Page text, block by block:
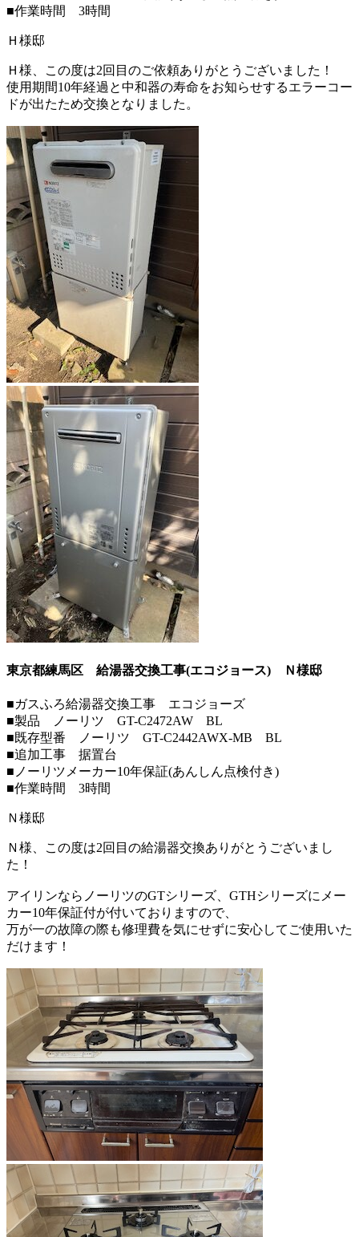
■作業時間 3時間
Ｈ様邸
Ｈ様、この度は2回目のご依頼ありがとうございました！
使用期間10年経過と中和器の寿命をお知らせするエラーコー
ドが出たため交換となりました。
東京都練馬区 給湯器交換工事(エコジョース) Ｎ様邸
■ガスふろ給湯器交換工事 エコジョーズ
■製品 ノーリツ GT-C2472AW BL
■既存型番 ノーリツ GT-C2442AWX-MB BL
■追加工事 据置台
■ノーリツメーカー10年保証(あんしん点検付き)
■作業時間 3時間
Ｎ様邸
Ｎ様、この度は2回目の給湯器交換ありがとうございまし
た！
アイリンならノーリツのGTシリーズ、GTHシリーズにメー
カー10年保証付が付いておりますので、
万が一の故障の際も修理費を気にせずに安心してご使用いた
だけます！